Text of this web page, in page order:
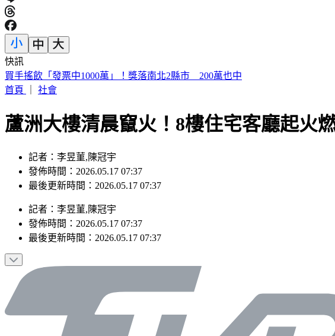
快訊
狂喊餓卻一吃就飽！75歲婦竟罹「癌王」第4期 醫揭2大警訊
首頁
社會
蘆洲大樓清晨竄火！8樓住宅客廳起火
記者：李昱菫,陳冠宇
發佈時間：2026.05.17 07:37
最後更新時間：2026.05.17 07:37
記者 ： 李昱菫,陳冠宇
發佈時間： 2026.05.17 07:37
最後更新時間： 2026.05.17 07:37